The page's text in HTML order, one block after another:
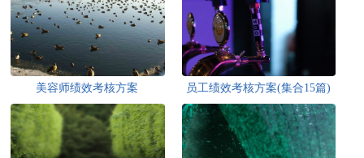
美容师绩效考核方案 员工绩效考核方案(集合15篇)